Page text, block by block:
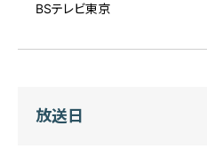
BSテレビ東京
放送日